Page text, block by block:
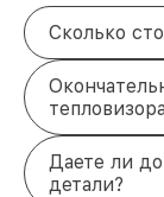
Сколько
Даете ли
детали?